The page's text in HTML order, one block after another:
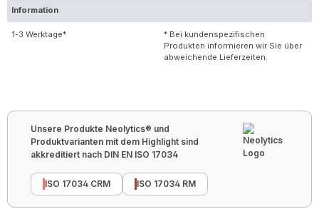
Information
1-3 Werktage*
* Bei kundenspezifischen
Produkten informieren wir Sie über
abweichende Lieferzeiten.
Unsere Produkte Neolytics® und
Produktvarianten mit dem Highlight sind
akkreditiert nach DIN EN ISO 17034
ISO 17034 CRM ISO 17034 RM